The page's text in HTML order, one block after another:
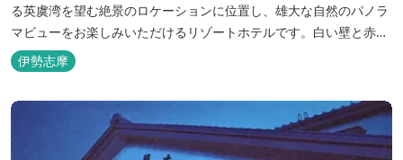
る英虞湾を望む絶景のロケーションに位置し、雄大な自然のパノラ
マビューをお楽しみいただけるリゾートホテルです。白い壁と赤瓦
の屋根が連なる外観が印象的で、開放的なスパニッシュスタイルを
取り入れた建築美は陽気で自由な寛ぎを感じさせ、まるで異国に足
伊勢志摩